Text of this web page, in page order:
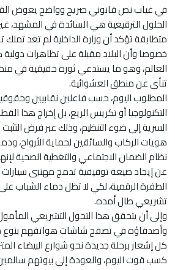
في غياب نص قانوني صريح وواضح يعوض
الحلول الترقيعية هي السائدة في المشهد،
متطابقة تؤكد أن وزارة الداخلية لم تعد تملك
خصوصا وأن البلاد مقبلة على تظاهرات
العالم، وهو ما يستدعي ثورة حقيقية في
تنأى عن منطق العشوائية.
المطلوب اليوم، حسب فاعلين نقابيين
التكنولوجيا أو تكريس الريع، بل إخراج هذا
السرية إلى ضوء التنظيم، وذلك عبر فرض
هويات الركاب والسائقين لحماية الأرواح،
نظام الضمان الاجتماعي والتغطية الصحية
عن إيجاد صيغة توفيقية تدمج مهنيي سيارات
الطفرة الرقمية، لكي لا تظل دماء الشباب
تشريعي طال أمده.
وإلى أن يتحقق هذا التحول التشريعي
وأصدقاؤه في تصفح شاشات هواتفهم بنوع
كل إشعار برحلة جديدة نحو شوارع البيضاء
كسب قوت اليوم، والعودة إلى بيوتهم